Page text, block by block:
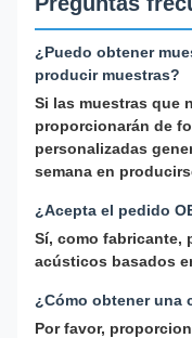
¿Puedo obtener
producir muestras?
Si las muestras que
proporcionarán de
personalizadas
semana en
¿Acepta el pedido
Sí, como fabricante,
acústicos basados
¿Cómo obtener una
Por favor,